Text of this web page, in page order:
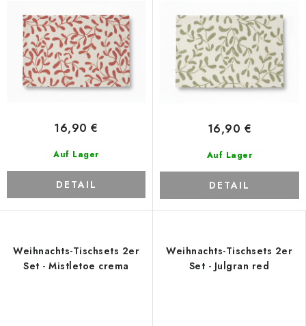
Auf Lager
16,90 €
DETAIL
Auf Lager
16,90 €
DETAIL
Weihnachts-Tischsets 2er
Set - Mistletoe crema
Weihnachts-Tischsets 2er
Set - Julgran red